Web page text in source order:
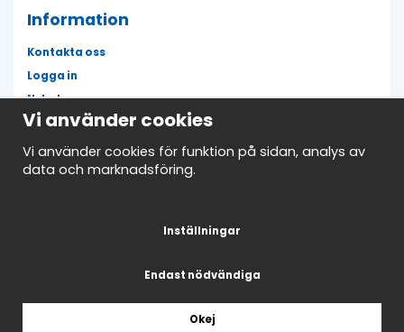
Information
Kontakta oss
Logga in
Nyheter
Fläckguiden
Mina favoriter
Avtalskund
Vi använder cookies
Vi använder cookies för funktion på sidan, analys av
data och marknadsföring.
Inställningar
Endast nödvändiga
Okej